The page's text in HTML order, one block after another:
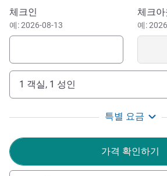
KooX, Chennai's only rooftop Asian
a vibrant restaurant with global and
for unforgettable dining in the city
culture of Madras. Commute within
trains and other means of public
halls & music Sabha's, Express
close to T. Nagar shopping hub,
Taramani IT Parks, Marina Beach,
Mylapore and Alwarpet, ideal for
이 호텔 예약하기
체크인
예: 2026-08-13
체크아
예:
1 객실, 1 성인
특별 요금
가격 확인하기